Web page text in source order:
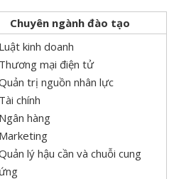
Chuyên ngành đào tạo
Luật kinh doanh
Thương mại điện tử
trị nguồn nhân lực
Tài chính
Ngân hàng
Marketing
lý hậu cần và chuỗi cung
ứng